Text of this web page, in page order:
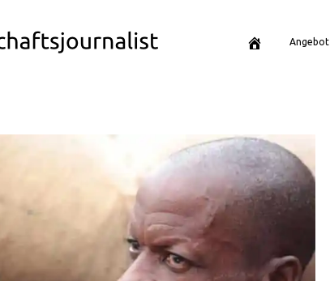
Angebot